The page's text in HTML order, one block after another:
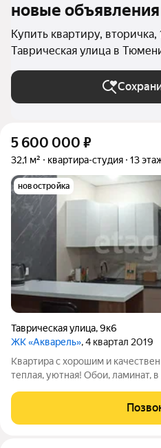
новые объявления
Купить квартиру, вторичка,
Таврическая улица в
5 600 000 ₽
32,1 м² квартира-студия 13
новостройка
Таврическая улица,9к6
ЖК «Акварель», 4 квартал 2019
Квартира с хорошим и
теплая, уютная! Обои, ламинат,
собственности, за
жил, продается с новой